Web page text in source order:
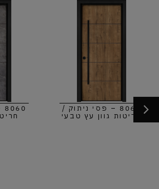
8060 – פסי ניתוק /
חריטות גוון עץ טבעי